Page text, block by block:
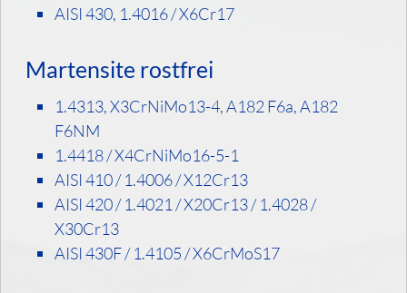
AISI 430, 1.4016 / X6Cr17
Martensite rostfrei
1.4313, X3CrNiMo13-4, A182 F6a, A182
F6NM
1.4418 / X4CrNiMo16-5-1
AISI 410 / 1.4006 / X12Cr13
AISI 420 / 1.4021 / X20Cr13 / 1.4028 /
X30Cr13
AISI 430F / 1.4105 / X6CrMoS17